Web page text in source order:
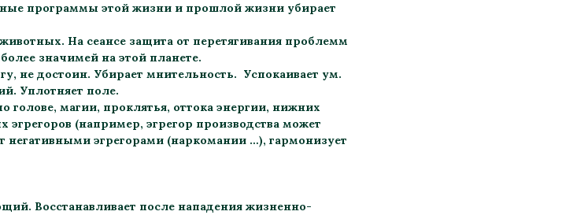
программы этой жизни и прошлой жизни убирает
На сеансе защита от перетягивания проблемм
значимей на этой планете.
не достоин. Убирает мнительность. Успокаивает ум.
Уплотняет поле.
голове, магии, проклятья, оттока энергии, нижних
(например, эгрегор производства может
негативными эгрегорами (наркомании …), гармонизует
Восстанавливает после нападения жизненно-